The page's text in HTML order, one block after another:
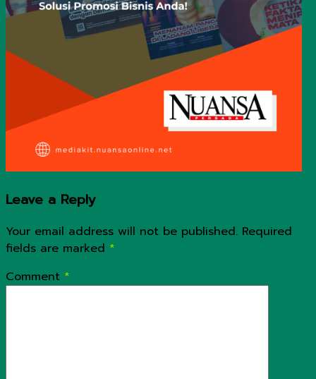
Leave a Reply
Your email address will not be published. Required
fields are marked *
Comment *